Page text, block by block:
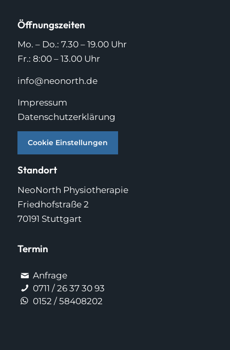
Öffnungszeiten
Mo. – Do.: 7.30 – 19.00 Uhr
Fr.: 8:00 – 13.00 Uhr
info@neonorth.de
Impressum
Datenschutzerklärung
Cookie Einstellungen
Standort
NeoNorth Physiotherapie
Friedhofstraße 2
70191 Stuttgart
Termin
Anfrage
0711 / 26 37 30 93
0152 / 58408202